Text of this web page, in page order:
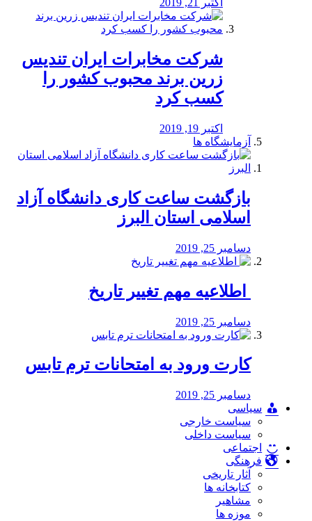
اکتبر 21, 2019
شرکت مخابرات ایران تندیس
زرین برند محبوب کشور را
کسب کرد
اکتبر 19, 2019
آزمایشگاه ها
بازگشت ساعت کاری دانشگاه آزاد
اسلامی استان البرز
دسامبر 25, 2019
️ اطلاعیه مهم تغییر تاریخ
دسامبر 25, 2019
کارت ورود به امتحانات ترم تابس
دسامبر 25, 2019
سیاسی
سیاست خارجی
سیاست داخلی
اجتماعی
فرهنگی
آثار تاریخی
کتابخانه ها
مشاهیر
موزه ها